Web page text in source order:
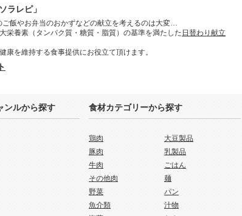
ラレピ」
飯やお弁当のおかずなどの献立を考えるのは大変…
栄養素（タンパク質・糖質・脂質）の基準を満たした 日替わり献立
を維持する食事提供にお役立て頂けます。
ンルから探す 食材カテゴリーから探す
鶏肉
豚肉
牛肉
その他肉
野菜
魚介類
大豆製品
乳製品
ごはん
麺
パン
汁物